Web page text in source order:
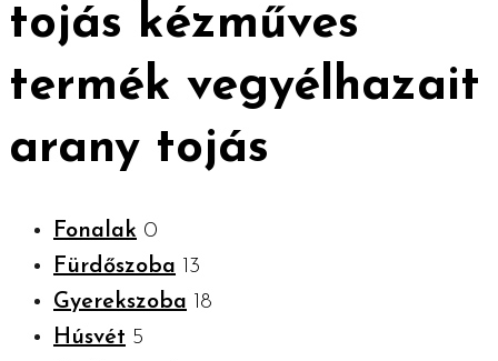
tojás kézműves
termék vegyélhazait
arany tojás
Fonalak 0
Fürdőszoba 13
Gyerekszoba 18
Húsvét 5